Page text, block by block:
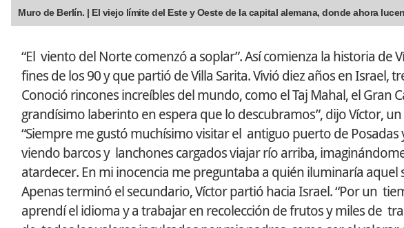
Muro de Berlín. | El viejo límite del Este y Oeste de la capital alemana, donde ahora
“El viento del Norte comenzó a soplar”. Así comienza la historia de
fines de los 90 y que partió de Villa Sarita. Vivió diez años en Israel,
Conoció rincones increíbles del mundo, como el Taj Mahal, el Gran
grandísimo laberinto en espera que lo descubramos”, dijo Víctor,
“Siempre me gustó muchísimo visitar el antiguo puerto de
viendo barcos y lanchones cargados viajar río arriba,
atardecer. En mi inocencia me preguntaba a quién iluminaría
Apenas terminó el secundario, Víctor partió hacia Israel. “Por un
aprendí el idioma y a trabajar en recolección de frutos y miles de